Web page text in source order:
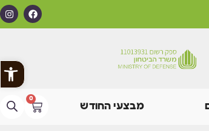
מבצעי החודש
0